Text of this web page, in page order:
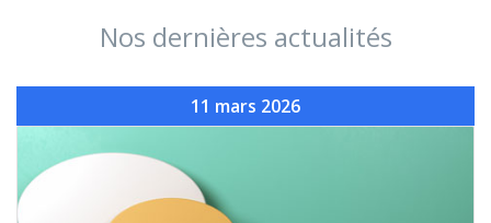
Nos dernières actualités
11 mars 2026